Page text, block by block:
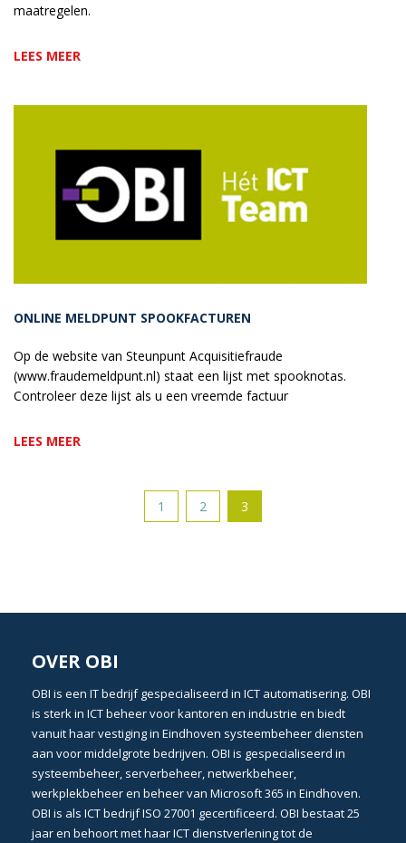
maatregelen.
LEES MEER
ONLINE MELDPUNT SPOOKFACTUREN
Op de website van Steunpunt Acquisitiefraude
(www.fraudemeldpunt.nl) staat een lijst met spooknotas.
Controleer deze lijst als u een vreemde factuur
LEES MEER
1 2 3
OVER OBI
OBI is een IT bedrijfgespecialiseerd in ICT automatisering. OBI
is sterk in ICT beheervoor kantoren en industrie en biedt
vanuit haar vestiging in Eindhoven systeembeheerdiensten
aan voor middelgrote bedrijven. OBI is gespecialiseerd in
systeembeheer, serverbeheer,netwerkbeheer,
werkplekbeheeren beheer van Microsoft 365 in Eindhoven.
OBI is als ICT bedrijf ISO 27001 gecertificeerd. OBI bestaat 25
jaar en behoort met haarICT dienstverleningtot de